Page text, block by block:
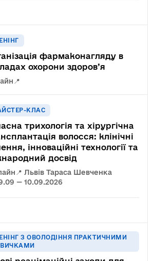
фармаконагляду в
охорони здоров’я
📍
КЛАС
трихологія та хірургічна
волосся: клінічні
інноваційні технології та
досвід
📍 Львів Тараса Шевченка
— 10.09.2026
З ОВОЛОДІННЯ ПРАКТИЧНИМИ